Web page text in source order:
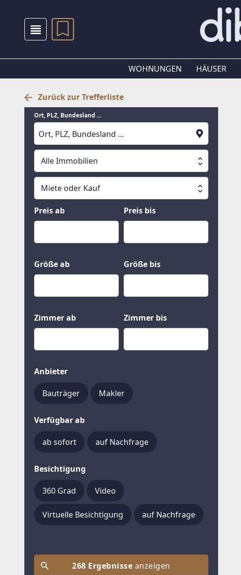
WOHNUNGEN HÄUSER
Zurück zur Trefferliste
Ort, PLZ, Bundesland ...
Suche läuft
Alle Immobilien
Alle Immobilien
Häuser
Grund und Boden
Miete oder Kauf
Miete oder Kauf
Kauf
Preis ab Preis bis
Größe ab Größe bis
Zimmer ab Zimmer bis
Anbieter
Bauträger Makler
Verfügbar ab
ab sofort auf Nachfrage
Besichtigung
360 Grad Video
Virtuelle Besichtigung auf Nachfrage
268 Ergebnisse anzeigen